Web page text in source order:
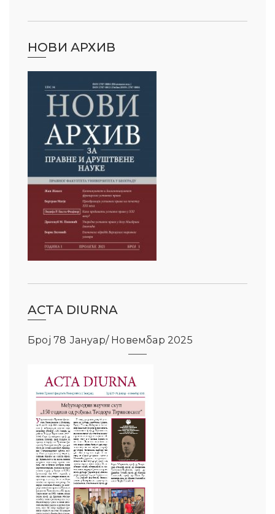
НОВИ АРХИВ
ACTA DIURNA
Број 78 Јануар/ Новембар 2025